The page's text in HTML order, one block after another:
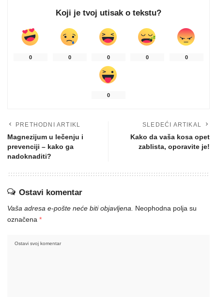
Koji je tvoj utisak o tekstu?
0 0 0 0 0
0
PRETHODNI ARTIKL
Magnezijum u lečenju i
prevenciji – kako ga
nadoknaditi?
SLEDEĆI ARTIKAL
Kako da vaša kosa opet
zablista, oporavite je!
Ostavi komentar
Vaša adresa e-pošte neće biti objavljena.
Neophodna polja su
označena *